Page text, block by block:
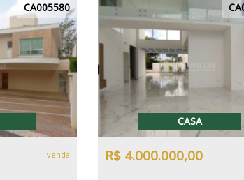
CA005580
venda
CASA
R$ 4.000.000,00